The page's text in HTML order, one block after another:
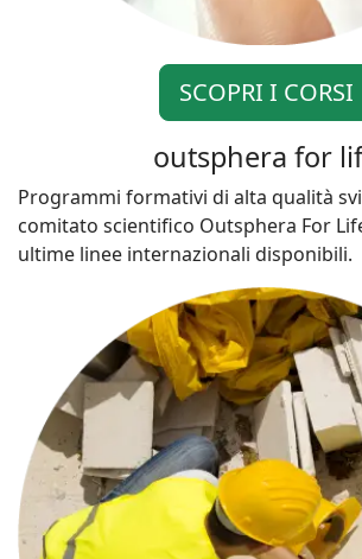
SCOPRI I CORSI
outsphera for
Programmi formativi di alta qualità
comitato scientifico Outsphera For
ultime linee internazionali disponibili.